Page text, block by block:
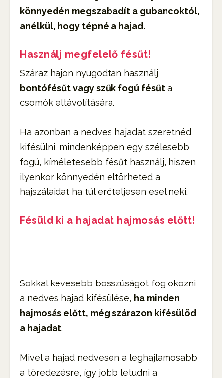
könnyedén megszabadít a gubancoktól,
anélkül, hogy tépné a hajad.
Használj megfelelő fésűt!
Száraz hajon nyugodtan használj
bontófésűt vagy szűk fogú fésűt a
csomók eltávolítására.
Ha azonban a nedves hajadat szeretnéd
kifésülni, mindenképpen egy szélesebb
fogú, kíméletesebb fésűt használj, hiszen
ilyenkor könnyedén eltörheted a
hajszálaidat ha túl erőteljesen esel neki.
Fésüld ki a hajadat hajmosás előtt!
Sokkal kevesebb bosszúságot fog okozni
a nedves hajad kifésülése, ha minden
hajmosás előtt, még szárazon kifésülöd
a hajadat.
Mivel a hajad nedvesen a leghajlamosabb
a töredezésre, így jobb letudni a